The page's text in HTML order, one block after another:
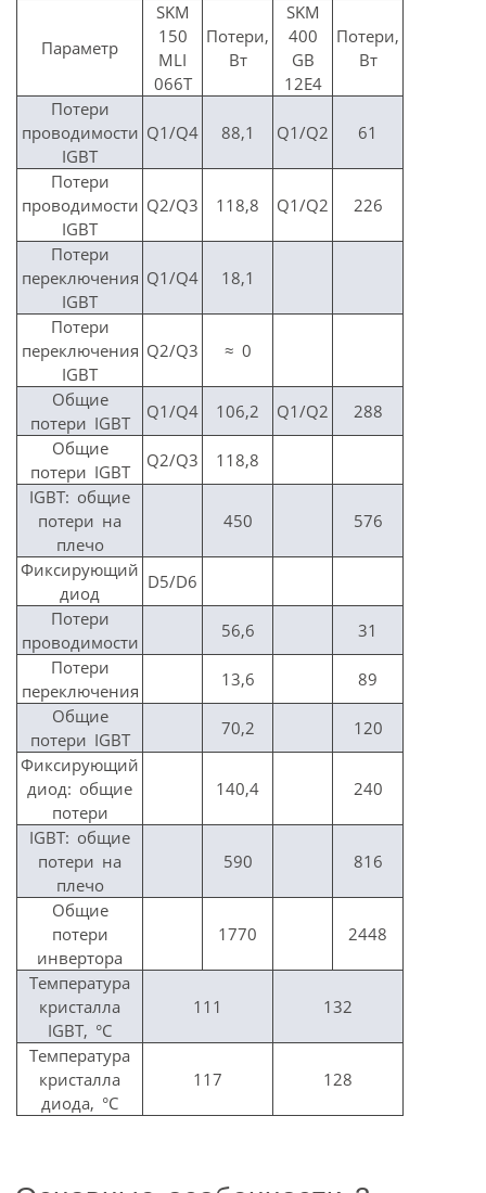
Параметр
SKM
150
MLI
066T
Потери,
Вт
SKM
400
GB
12E4
Потери,
Вт
Потери
проводимости
IGBT
Q1/Q4 88,1 Q1/Q2 61
Потери
проводимости
IGBT
Q2/Q3 118,8 Q1/Q2 226
Потери
переключения
IGBT
Q1/Q4 18,1
Потери
переключения
IGBT
Q2/Q3 ≈ 0
Общие
потери IGBT
Q1/Q4 106,2 Q1/Q2
288
Общие
потери IGBT
Q2/Q3
118,8
IGBT: общие
потери на
плечо
450 576
Фиксирующий
диод
D5/D6
Потери
проводимости
56,6
31
Потери
переключения
13,6
89
Общие
потери IGBT
70,2
120
Фиксирующий
диод: общие
потери
140,4 240
IGBT: общие
потери на
плечо
590 816
Общие
потери
инвертора
1770 2448
Температура
кристалла
IGBT, °C
111 132
Температура
кристалла
диода, °C
117 128